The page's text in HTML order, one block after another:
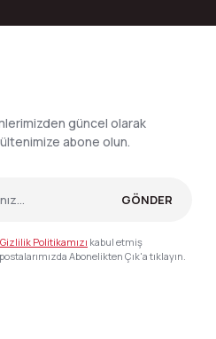
güncel olarak
abone olun.
GÖNDER
Gizlilik Politikamızı kabul etmiş
Abonelikten Çık'a tıklayın.